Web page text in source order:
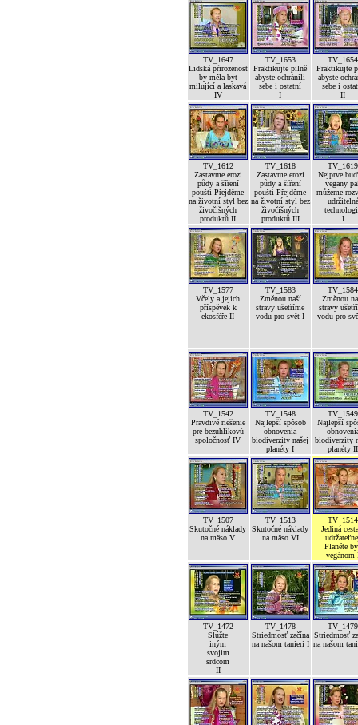
TV_1647
Lidská přirozenost
by měla být
milující a laskavá
IV
TV_1653
Praktikujte pilně
abyste ochránili
sebe i ostatní
I
TV_1654
Praktikujte
abyste
sebe i
II
TV_1612
Zastavme erozi
půdy a šíření
pouští Přejděme
na životní styl bez
živočišných
produktů II
TV_1618
Zastavme erozi
půdy a šíření
pouští Přejděme
na životní styl bez
živočišných
produktů III
TV_1619
Nejprve
vegany
můžeme
udržitelné
I
TV_1577
Včely a jejich
příspěvek k
ekosféře II
TV_1583
Změnou naší
stravy ušetříme
vodu pro svět I
TV_1584
Změnou
stravy
vodu pro
TV_1542
Pravdivé riešenie
pre bezuhlíkovú
spoločnosť IV
TV_1548
Najlepší spôsob
obnovenia
biodiverzity našej
planéty I
TV_1549
Najlepší
biodiverzity
planéty II
TV_1507
Skutočné náklady
na mäso V
TV_1513
Skutočné náklady
na mäso VI
TV_1514
Jediná
Planéte
vegánom
TV_1472
Slúžte
iným
svojim
srdcom
II
TV_1478
Striedmosť začína
na našom tanieri I
TV_1479
Striedmosť
na našom